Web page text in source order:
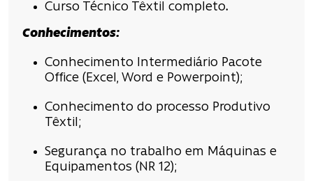
Curso Técnico Têxtil completo.
Conhecimentos:
Conhecimento Intermediário Pacote
Office (Excel, Word e Powerpoint);
Conhecimento do processo Produtivo
Têxtil;
Segurança no trabalho em Máquinas e
Equipamentos (NR 12);